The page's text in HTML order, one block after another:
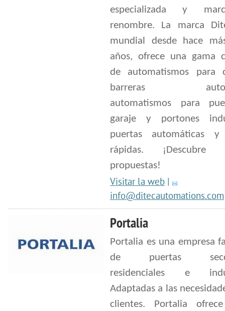
especializada y
renombre. La marca
mundial desde hace
años, ofrece una gama
de automatismos para
barreras
automatismos para
garaje y portones
puertas automáticas y
rápidas. ¡Descubre
propuestas!
Visitar la web |
info@ditecautomations.com
Portalia
Portalia es una empresa
de puertas
residenciales e
Adaptadas a las
clientes. Portalia